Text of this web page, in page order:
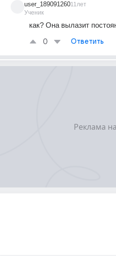
user_189091260
Ученик
11лет
как? Она вылазит
0 Ответить